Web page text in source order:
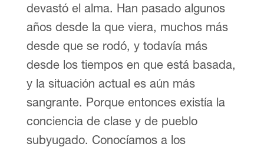
devastó el alma. Han pasado algunos
años desde la que viera, muchos más
desde que se rodó, y todavía más
desde los tiempos en que está basada,
y la situación actual es aún más
sangrante. Porque entonces existía la
conciencia de clase y de pueblo
subyugado. Conocíamos a los